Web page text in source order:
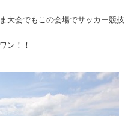
大会でもこの会場でサッカー競技
ン！！